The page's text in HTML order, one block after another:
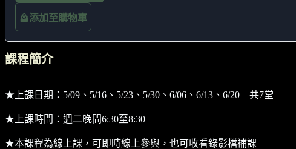
添加至購物車
課程簡介
★上課日期：5/09、5/16、5/23、5/30、6/06、6/13、6/20 共7堂
★上課時間：週二晚間6:30至8:30
★本課程為線上課，可即時線上參與，也可收看錄影檔補課